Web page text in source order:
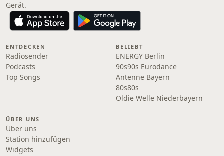
Gerät.
ENTDECKEN
Radiosender
Podcasts
Top Songs
BELIEBT
ENERGY Berlin
90s90s Eurodance
Antenne Bayern
80s80s
Oldie Welle Niederbayern
ÜBER UNS
Über uns
Station hinzufügen
Widgets